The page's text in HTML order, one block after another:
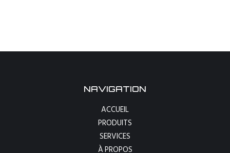
NAVIGATION
ACCUEIL
PRODUITS
SERVICES
À PROPOS